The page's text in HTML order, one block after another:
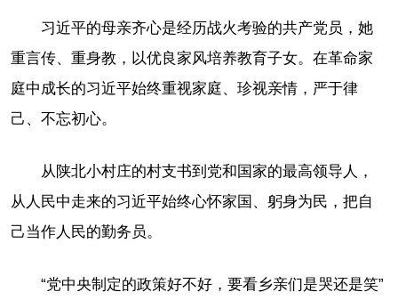
习近平的母亲齐心是经历战火考验的共产党员，她
重言传、重身教，以优良家风培养教育子女。在革命家
庭中成长的习近平始终重视家庭、珍视亲情，严于律
己、不忘初心。
从陕北小村庄的村支书到党和国家的最高领导人，
从人民中走来的习近平始终心怀家国、躬身为民，把自
己当作人民的勤务员。
“党中央制定的政策好不好，要看乡亲们是哭还是笑”